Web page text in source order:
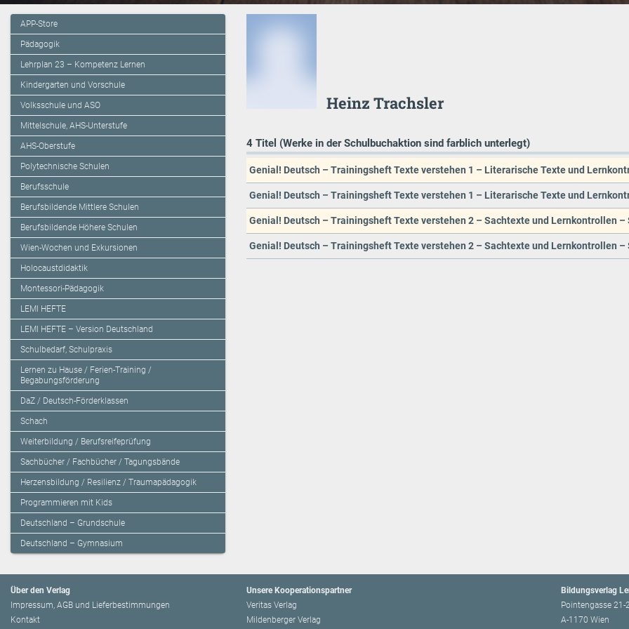
APP-Store
Pädagogik
Lehrplan 23 – Kompetenz Lernen
Kindergarten und Vorschule
Volksschule und ASO
Mittelschule, AHS-Unterstufe
AHS-Oberstufe
Polytechnische Schulen
Berufsschule
Berufsbildende Mittlere Schulen
Berufsbildende Höhere Schulen
Wien-Wochen und Exkursionen
Holocaustdidaktik
Montessori-Pädagogik
LEMI HEFTE
LEMI HEFTE – Version Deutschland
Schulbedarf, Schulpraxis
Lernen zu Hause / Ferien-Training /
Begabungsförderung
DaZ / Deutsch-Förderklassen
Schach
Weiterbildung / Berufsreifeprüfung
Sachbücher / Fachbücher / Tagungsbände
Herzensbildung / Resilienz / Traumapädagogik
Programmieren mit Kids
Deutschland – Grundschule
Deutschland – Gymnasium
Heinz Trachsler
4 Titel (Werke in der Schulbuchaktion sind farblich unterlegt)
Genial! Deutsch – Trainingsheft Texte verstehen 1 – Literarische Texte und
Genial! Deutsch – Trainingsheft Texte verstehen 1 – Literarische Texte und
Genial! Deutsch – Trainingsheft Texte verstehen 2 – Sachtexte und Lernkontrollen –
Genial! Deutsch – Trainingsheft Texte verstehen 2 – Sachtexte und Lernkontrollen –
Über den Verlag
Impressum, AGB und Lieferbestimmungen
Kontakt
Unsere Kooperationspartner
Veritas Verlag
Mildenberger Verlag
Bildungsverlag
Pointengasse 21-
A-1170 Wien